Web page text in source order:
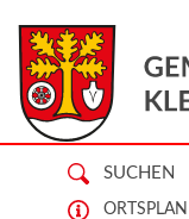
SUCHEN
ORTSPLAN